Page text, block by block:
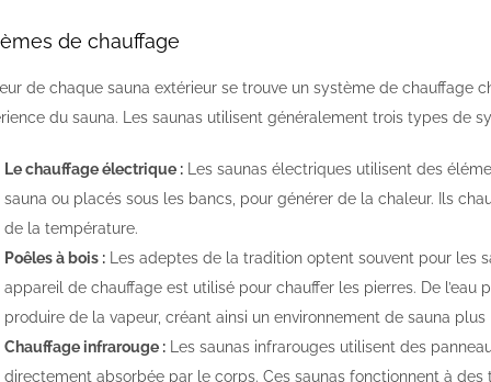
de chauffage
de chaque sauna extérieur se trouve un système de chauffage
du sauna. Les saunas utilisent généralement trois types de
Le chauffage électrique : Les saunas électriques utilisent des
sauna ou placés sous les bancs, pour générer de la chaleur. Ils
de la température.
Poêles à bois : Les adeptes de la tradition optent souvent pour les
appareil de chauffage est utilisé pour chauffer les pierres. De l’eau
produire de la vapeur, créant ainsi un environnement de sauna plus
Chauffage infrarouge : Les saunas infrarouges utilisent des
directement absorbée par le corps. Ces saunas fonctionnent à